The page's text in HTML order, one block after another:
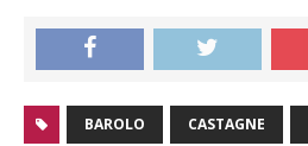
BAROLO CASTAGNE